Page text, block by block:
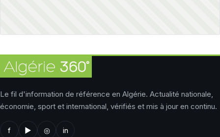
Le fil d'information de référence en Algérie. Actualité nationale,
économie, sport et international, vérifiés et mis à jour en continu.
f ▶ ◎ in